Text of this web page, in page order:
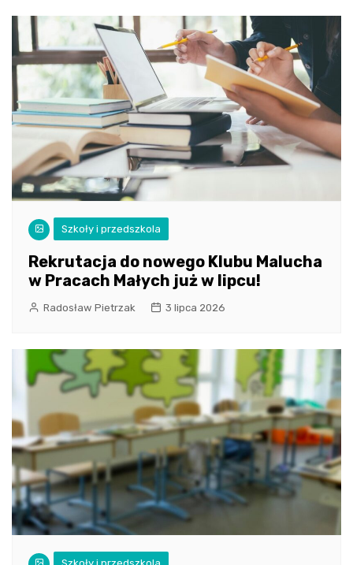
Szkoły i przedszkola
Rekrutacja do nowego Klubu Malucha
w Pracach Małych już w lipcu!
Radosław Pietrzak 3 lipca 2026
Szkoły i przedszkola